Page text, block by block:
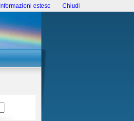
Informazioni estese Chiudi